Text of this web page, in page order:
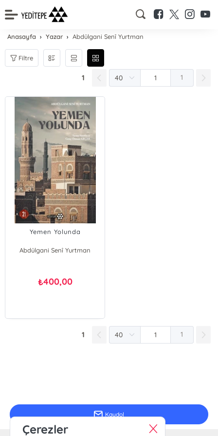
Anasayfa Yazar Abdülgani Senî Yurtman
Filtre
1 1
Yemen Yolunda
Abdülgani Senî Yurtman
₺400,00
1 1
Kaydol
Çerezler